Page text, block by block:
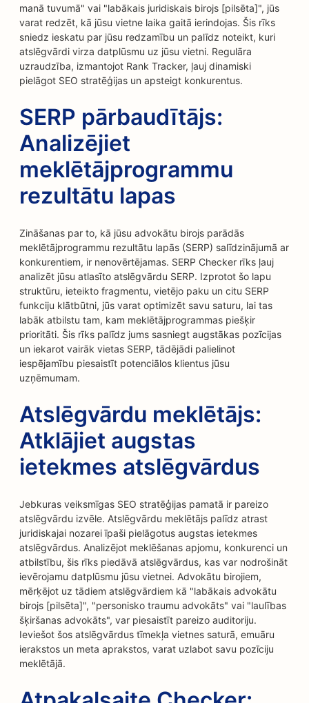
manā tuvumā" vai "labākais juridiskais birojs [pilsēta]", jūs
varat redzēt, kā jūsu vietne laika gaitā ierindojas. Šis rīks
sniedz ieskatu par jūsu redzamību un palīdz noteikt, kuri
atslēgvārdi virza datplūsmu uz jūsu vietni. Regulāra
uzraudzība, izmantojot Rank Tracker, ļauj dinamiski
pielāgot SEO stratēģijas un apsteigt konkurentus.
SERP pārbaudītājs:
Analizējiet
meklētājprogrammu
rezultātu lapas
Zināšanas par to, kā jūsu advokātu birojs parādās
meklētājprogrammu rezultātu lapās (SERP) salīdzinājumā ar
konkurentiem, ir nenovērtējamas. SERP Checker rīks ļauj
analizēt jūsu atlasīto atslēgvārdu SERP. Izprotot šo lapu
struktūru, ieteikto fragmentu, vietējo paku un citu SERP
funkciju klātbūtni, jūs varat optimizēt savu saturu, lai tas
labāk atbilstu tam, kam meklētājprogrammas piešķir
prioritāti. Šis rīks palīdz jums sasniegt augstākas pozīcijas
un iekarot vairāk vietas SERP, tādējādi palielinot
iespējamību piesaistīt potenciālos klientus jūsu
uzņēmumam.
Atslēgvārdu meklētājs:
Atklājiet augstas
ietekmes atslēgvārdus
Jebkuras veiksmīgas SEO stratēģijas pamatā ir pareizo
atslēgvārdu izvēle. Atslēgvārdu meklētājs palīdz atrast
juridiskajai nozarei īpaši pielāgotus augstas ietekmes
atslēgvārdus. Analizējot meklēšanas apjomu, konkurenci un
atbilstību, šis rīks piedāvā atslēgvārdus, kas var nodrošināt
ievērojamu datplūsmu jūsu vietnei. Advokātu birojiem,
mērķējot uz tādiem atslēgvārdiem kā "labākais advokātu
birojs [pilsēta]", "personisko traumu advokāts" vai "laulības
šķiršanas advokāts", var piesaistīt pareizo auditoriju.
Ieviešot šos atslēgvārdus tīmekļa vietnes saturā, emuāru
ierakstos un meta aprakstos, varat uzlabot savu pozīciju
meklētājā.